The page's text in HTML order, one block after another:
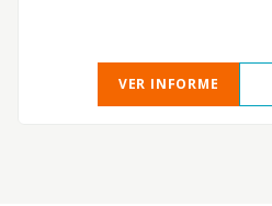
VER INFORME